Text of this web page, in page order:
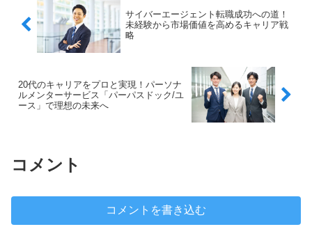
サイバーエージェント転職成功への道！
未経験から市場価値を高めるキャリア戦
略
20代のキャリアをプロと実現！パーソナ
ルメンターサービス「パーパスドック/ユ
ース」で理想の未来へ
コメント
コメントを書き込む